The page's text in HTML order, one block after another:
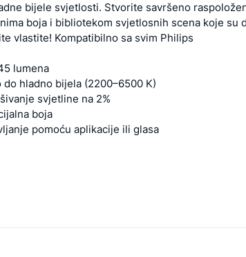
bijele svjetlosti. Stvorite savršeno
boja i bibliotekom svjetlosnih scena koje su
vlastite! Kompatibilno sa svim Philips
lumena
do hladno bijela (2200–6500 K)
svjetline na 2%
boja
pomoću aplikacije ili glasa